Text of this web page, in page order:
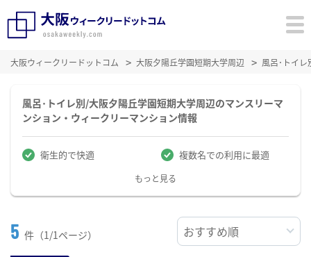
大阪ウィークリードットコム 大阪夕陽丘学園短期大学周辺 風呂･トイ
風呂･トイレ別/大阪夕陽丘学園短期大学周辺のマンスリーマ
ンション・ウィークリーマンション情報
衛生的で快適 複数名での利用に最適
もっと見る
5 件（1/1ページ）